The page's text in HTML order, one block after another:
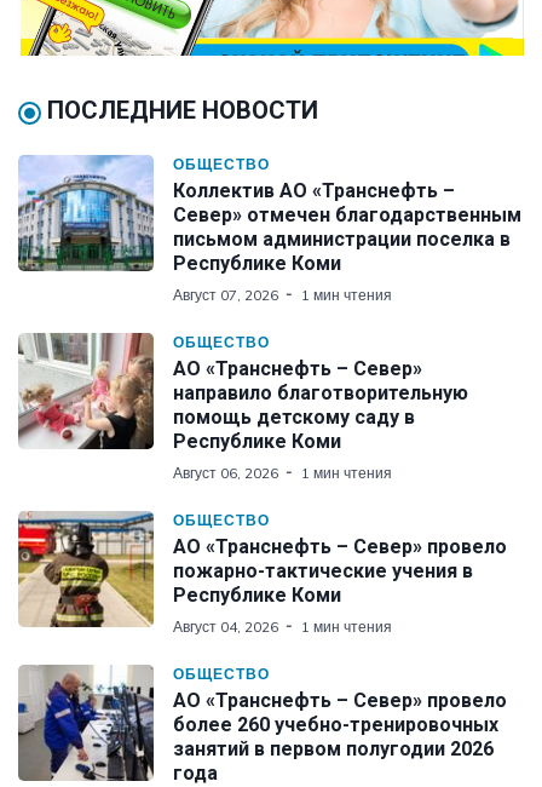
ПОСЛЕДНИЕ НОВОСТИ
ОБЩЕСТВО
Коллектив АО «Транснефть –
Север» отмечен благодарственным
письмом администрации поселка в
Республике Коми
Август 07, 2026 1 мин чтения
ОБЩЕСТВО
АО «Транснефть – Север»
направило благотворительную
помощь детскому саду в
Республике Коми
Август 06, 2026 1 мин чтения
ОБЩЕСТВО
АО «Транснефть – Север» провело
пожарно-тактические учения в
Республике Коми
Август 04, 2026 1 мин чтения
ОБЩЕСТВО
АО «Транснефть – Север» провело
более 260 учебно-тренировочных
занятий в первом полугодии 2026
года